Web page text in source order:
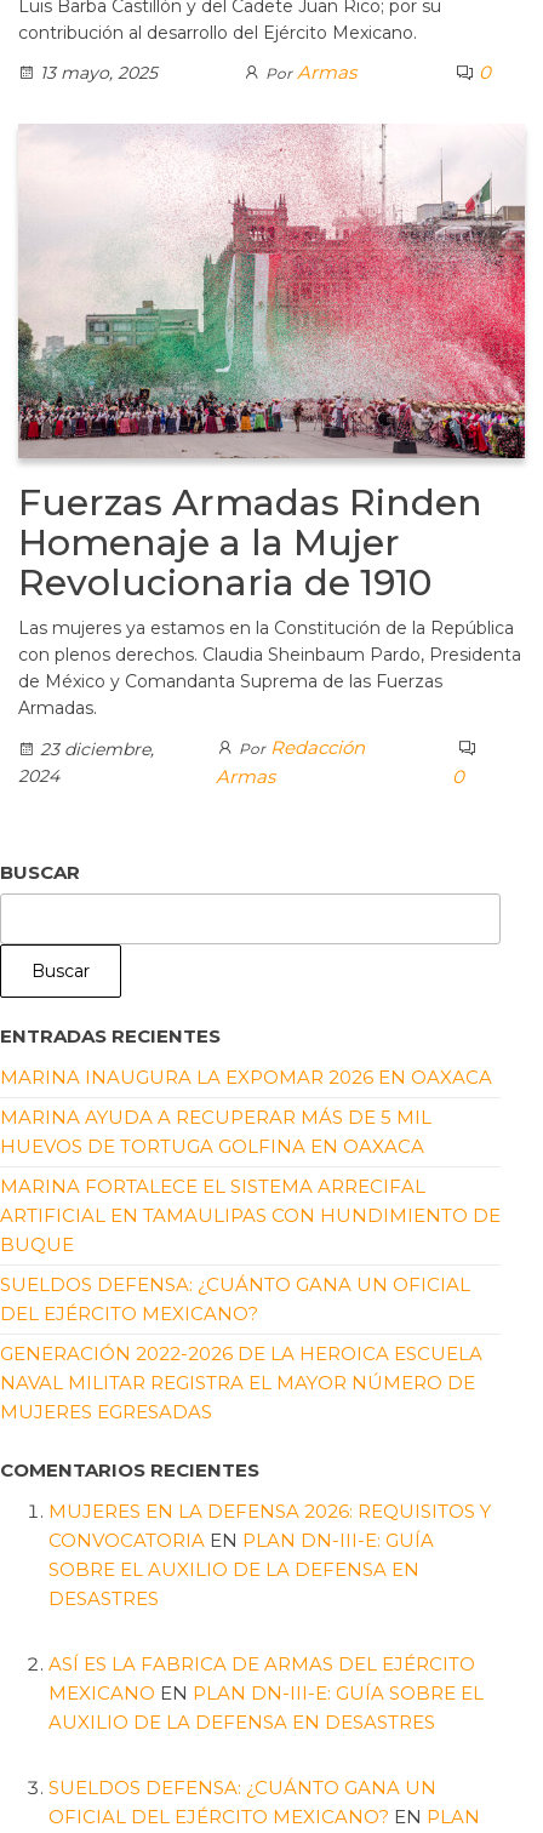
Luis Barba Castillón y del Cadete Juan Rico; por su
contribución al desarrollo del Ejército Mexicano.
13 mayo, 2025
Por Armas 0
Fuerzas Armadas Rinden
Homenaje a la Mujer
Revolucionaria de 1910
Las mujeres ya estamos en la Constitución de la República
con plenos derechos. Claudia Sheinbaum Pardo, Presidenta
de México y Comandanta Suprema de las Fuerzas
Armadas.
23 diciembre,
2024
Por Redacción
Armas
0
BUSCAR
Buscar
ENTRADAS RECIENTES
MARINA INAUGURA LA EXPOMAR 2026 EN OAXACA
MARINA AYUDA A RECUPERAR MÁS DE 5 MIL
HUEVOS DE TORTUGA GOLFINA EN OAXACA
MARINA FORTALECE EL SISTEMA ARRECIFAL
ARTIFICIAL EN TAMAULIPAS CON HUNDIMIENTO DE
BUQUE
SUELDOS DEFENSA: ¿CUÁNTO GANA UN OFICIAL
DEL EJÉRCITO MEXICANO?
GENERACIÓN 2022-2026 DE LA HEROICA ESCUELA
NAVAL MILITAR REGISTRA EL MAYOR NÚMERO DE
MUJERES EGRESADAS
COMENTARIOS RECIENTES
MUJERES EN LA DEFENSA 2026: REQUISITOS Y
CONVOCATORIA EN PLAN DN-III-E: GUÍA
SOBRE EL AUXILIO DE LA DEFENSA EN
DESASTRES
ASÍ ES LA FABRICA DE ARMAS DEL EJÉRCITO
MEXICANO EN PLAN DN-III-E: GUÍA SOBRE EL
AUXILIO DE LA DEFENSA EN DESASTRES
SUELDOS DEFENSA: ¿CUÁNTO GANA UN
OFICIAL DEL EJÉRCITO MEXICANO? EN PLAN